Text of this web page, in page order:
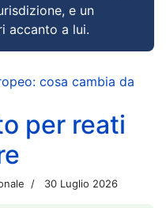
e un
accanto a lui.
cosa cambia da
per reati
30 Luglio 2026